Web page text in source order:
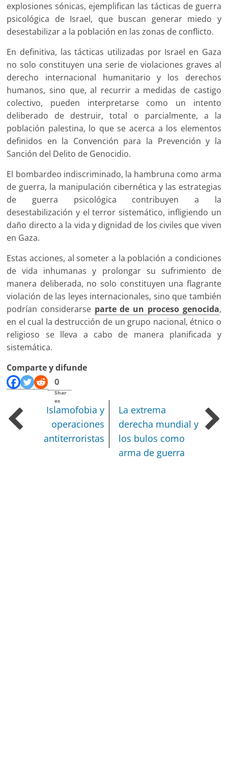
explosiones sónicas, ejemplifican las tácticas de guerra
psicológica de Israel, que buscan generar miedo y
desestabilizar a la población en las zonas de conflicto.
En definitiva, las tácticas utilizadas por Israel en Gaza
no solo constituyen una serie de violaciones graves al
derecho internacional humanitario y los derechos
humanos, sino que, al recurrir a medidas de castigo
colectivo, pueden interpretarse como un intento
deliberado de destruir, total o parcialmente, a la
población palestina, lo que se acerca a los elementos
definidos en la Convención para la Prevención y la
Sanción del Delito de Genocidio.
El bombardeo indiscriminado, la hambruna como arma
de guerra, la manipulación cibernética y las estrategias
de guerra psicológica contribuyen a la
desestabilización y el terror sistemático, infligiendo un
daño directo a la vida y dignidad de los civiles que viven
en Gaza.
Estas acciones, al someter a la población a condiciones
de vida inhumanas y prolongar su sufrimiento de
manera deliberada, no solo constituyen una flagrante
violación de las leyes internacionales, sino que también
podrían considerarse parte de un proceso genocida,
en el cual la destrucción de un grupo nacional, étnico o
religioso se lleva a cabo de manera planificada y
sistemática.
Comparte y difunde
0
Shar
es
Islamofobia y
operaciones
antiterroristas
La extrema
derecha mundial y
los bulos como
arma de guerra